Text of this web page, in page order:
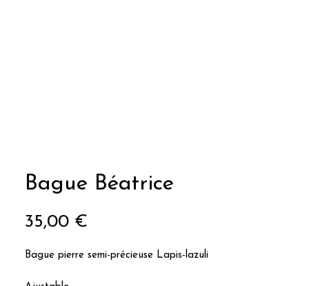
Bague Béatrice
35,00 €
Bague pierre semi-précieuse Lapis-lazuli